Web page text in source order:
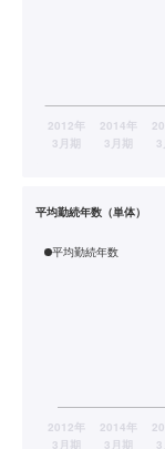
平均勤続年数（単体）
平均勤続年数